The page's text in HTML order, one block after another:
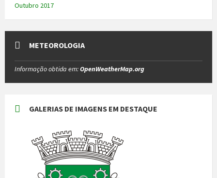
Outubro 2017
METEOROLOGIA
Informação obtida em:OpenWeatherMap.org
GALERIAS DE IMAGENS EM DESTAQUE